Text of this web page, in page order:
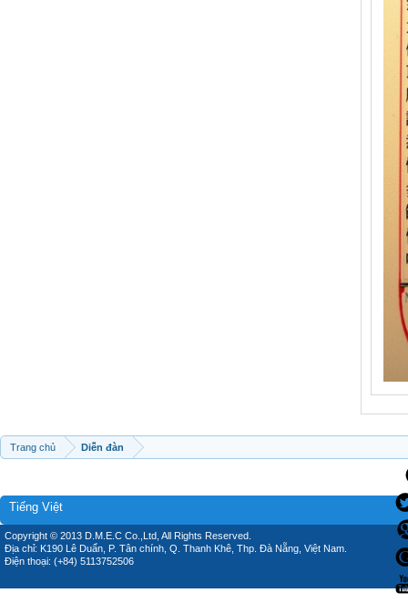
Trang chủ Diễn đàn
Tiếng Việt
Copyright © 2013 D.M.E.C Co.,Ltd, All Rights Reserved.
Địa chỉ: K190 Lê Duẩn, P. Tân chính, Q. Thanh Khê, Thp. Đà Nẵng, Việt Nam.
Điện thoại: (+84) 5113752506